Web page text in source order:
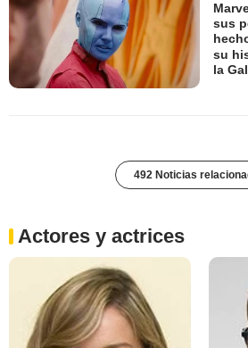
sus
su
la
492 Noticias
Actores y actrices